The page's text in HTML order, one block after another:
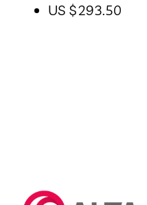
US $293.50